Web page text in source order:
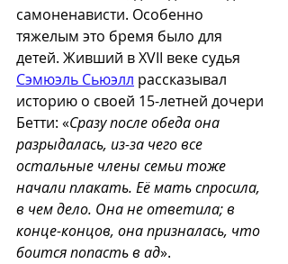
самоненависти. Особенно
тяжелым это бремя было для
детей. Живший в XVII веке судья
Сэмюэль Сьюэлл рассказывал
историю о своей 15-летней дочери
Бетти: «Сразу после обеда она
разрыдалась, из-за чего все
остальные члены семьи тоже
начали плакать. Её мать спросила,
в чем дело. Она не ответила; в
конце-концов, она призналась, что
боится попасть в ад».